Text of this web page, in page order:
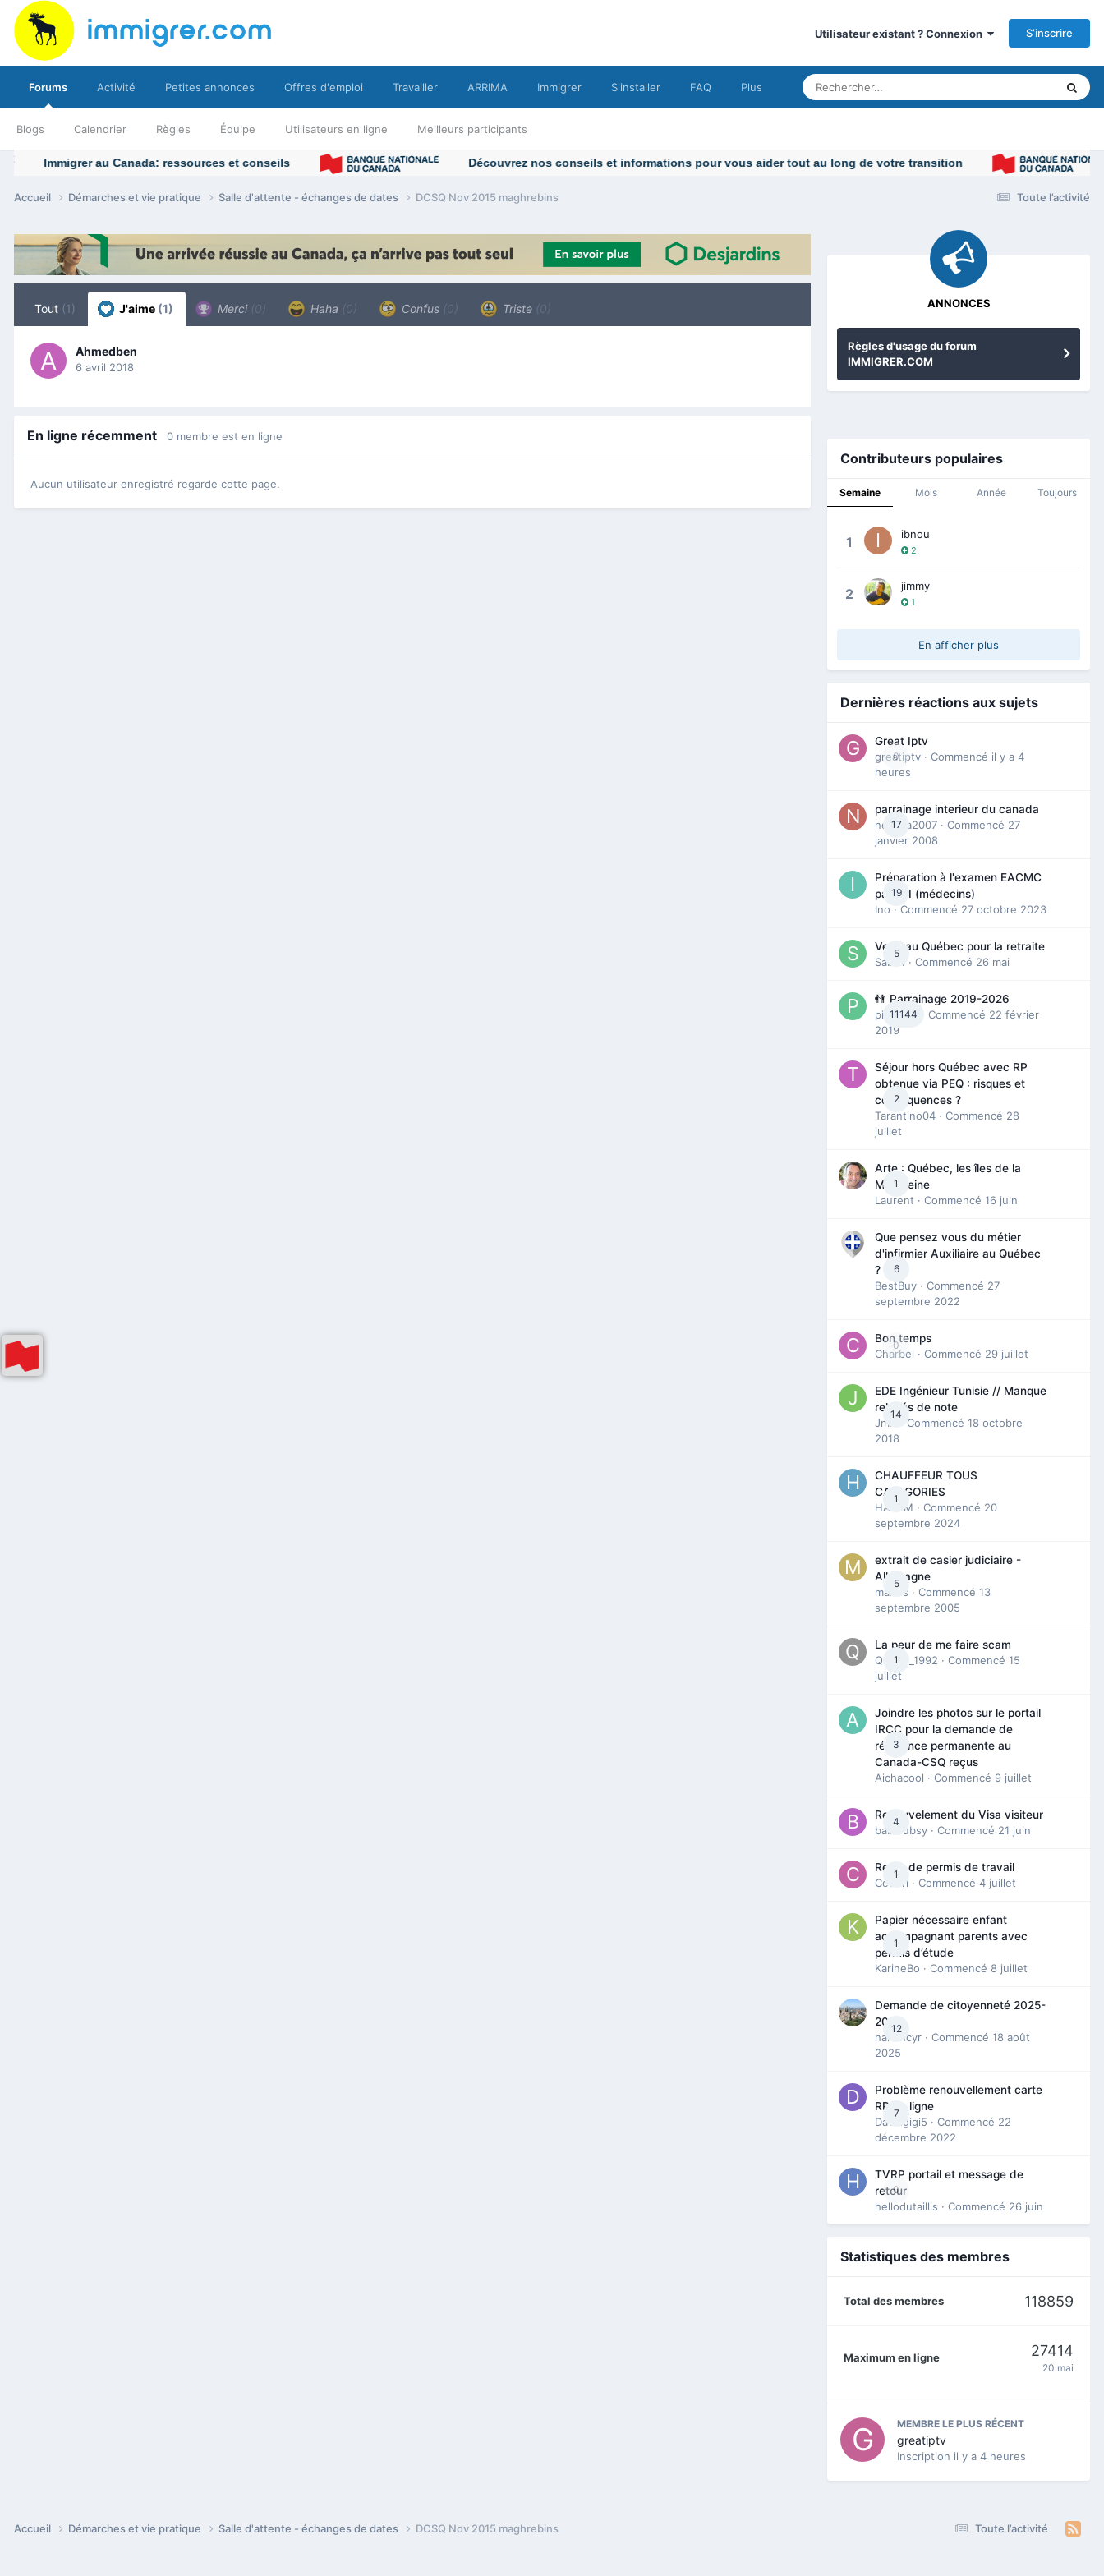
Utilisateur existant ? Connexion S’inscrire
Forums
Blogs Calendrier Règles Équipe Utilisateurs en ligne Meilleurs participants
Activité Petites annonces Offres d'emploi Travailler ARRIMA Immigrer S'installer FAQ Plus
Toute l’activité
Accueil Démarches et vie pratique Salle d'attente - échanges de dates DCSQ Nov 2015 maghrebins
Tout (1) J'aime (1) Merci (0) Haha (0) Confus (0) Triste (0)
Ahmedben
6 avril 2018
En ligne récemment 0 membre est en ligne
Aucun utilisateur enregistré regarde cette page.
ANNONCES
Règles d'usage du forum
IMMIGRER.COM
Contributeurs populaires
Semaine Mois Année Toujours
1 ibnou
2
2 jimmy
1
En afficher plus
Dernières réactions aux sujets
0
Great Iptv
greatiptv · Commencé il y a 4
heures
17
parrainage interieur du canada
nedjma2007 · Commencé 27
janvier 2008
19
Préparation à l'examen EACMC
partie I (médecins)
Ino · Commencé 27 octobre 2023
5
Venir au Québec pour la retraite
Sab74 · Commencé 26 mai
11144
👬 Parrainage 2019-2026
piinoush
· Commencé 22 février
2019
2
Séjour hors Québec avec RP
obtenue via PEQ : risques et
conséquences ?
Tarantino04 · Commencé 28
juillet
1
Arte : Québec, les îles de la
Madeleine
Laurent · Commencé 16 juin
6
Que pensez vous du métier
d'infirmier Auxiliaire au Québec
?
BestBuy · Commencé 27
septembre 2022
0
Bon temps
Charbel · Commencé 29 juillet
14
EDE Ingénieur Tunisie // Manque
relevés de note
Jmili
· Commencé 18 octobre
2018
1
CHAUFFEUR TOUS
CATEGORIES
HAZEM · Commencé 20
septembre 2024
5
extrait de casier judiciaire -
Allemagne
maries · Commencé 13
septembre 2005
1
La peur de me faire scam
Queen_1992 · Commencé 15
juillet
3
Joindre les photos sur le portail
IRCC pour la demande de
résidence permanente au
Canada-CSQ reçus
Aichacool · Commencé 9 juillet
4
Renouvelement du Visa visiteur
babibubsy · Commencé 21 juin
1
Refus de permis de travail
Cedbri · Commencé 4 juillet
1
Papier nécessaire enfant
accompagnant parents avec
permis d’étude
KarineBo · Commencé 8 juillet
12
Demande de citoyenneté 2025-
2026
nanancyr · Commencé 18 août
2025
7
Problème renouvellement carte
RP en ligne
Davidgigi5 · Commencé 22
décembre 2022
0
TVRP portail et message de
retour
hellodutaillis · Commencé 26 juin
Statistiques des membres
Total des membres 118859
Maximum en ligne 27414
20 mai
MEMBRE LE PLUS RÉCENT
greatiptv
Inscription il y a 4 heures
Toute l’activité
Accueil Démarches et vie pratique Salle d'attente - échanges de dates DCSQ Nov 2015 maghrebins